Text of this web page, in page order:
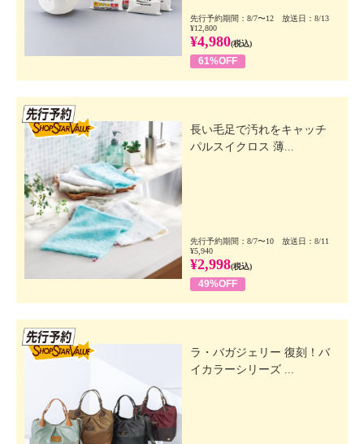
先行予約期間：8/7〜12 放送日：8/13
¥12,800
¥4,980(税込)
61%OFF
長い毛足で汚れをキャッチ
パルスイクロス 薄...
先行予約期間：8/7〜10 放送日：8/11
¥5,940
¥2,998(税込)
49%OFF
ラ・バガジェリー 復刻！バ
イカラーシリーズ ...